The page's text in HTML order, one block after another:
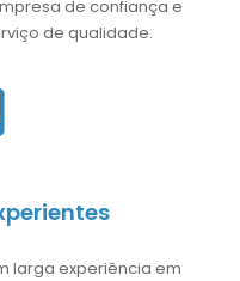
de confiança e
de qualidade.
larga experiência em